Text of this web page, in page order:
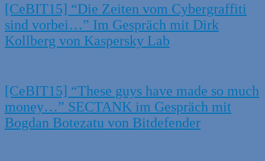
[CeBIT15] “Die Zeiten vom Cybergraffiti
sind vorbei…” Im Gespräch mit Dirk
Kollberg von Kaspersky Lab
[CeBIT15] “These guys have made so much
money…” SECTANK im Gespräch mit
Bogdan Botezatu von Bitdefender